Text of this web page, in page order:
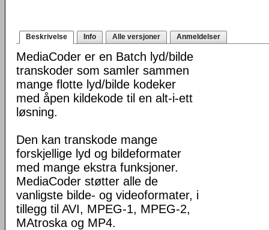
Beskrivelse Info Alle versjoner Anmeldelser
MediaCoder er en Batch lyd/bilde
transkoder som samler sammen
mange flotte lyd/bilde kodeker
med åpen kildekode til en alt-i-ett
løsning.
Den kan transkode mange
forskjellige lyd og bildeformater
med mange ekstra funksjoner.
MediaCoder støtter alle de
vanligste bilde- og videoformater, i
tillegg til AVI, MPEG-1, MPEG-2,
MAtroska og MP4.